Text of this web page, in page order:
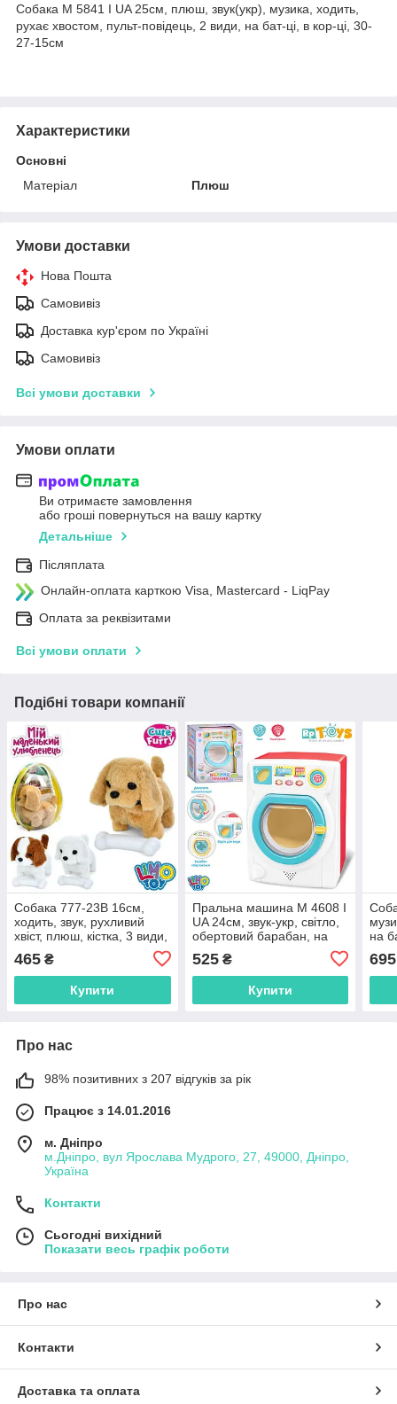
Собака M 5841 I UA 25см, плюш, звук(укр), музика, ходить,
рухає хвостом, пульт-повідець, 2 види, на бат-ці, в кор-ці, 30-
27-15см
Характеристики
Основні
Матеріал
Плюш
Умови доставки
Нова Пошта
Самовивіз
Доставка кур'єром по Україні
Самовивіз
Всі умови доставки
Умови оплати
Ви отримаєте замовлення
або гроші повернуться на вашу картку
Детальніше
Післяплата
Онлайн-оплата карткою Visa, Mastercard - LiqPay
Оплата за реквізитами
Всі умови оплати
Подібні товари компанії
Собака 777-23B 16см,
ходить, звук, рухливий
хвіст, плюш, кістка, 3 види,
на бат-ці, в рюкзаку 20-22-
8см, білий
465 ₴
Купити
Пральна машина M 4608 I
UA 24см, звук-укр, світло,
обертовий барабан, на
15см
525₴
Купити
на
695
Про нас
98% позитивних з 207 відгуків за рік
Працює з 14.01.2016
м. Дніпро
м.Дніпро, вул Ярослава Мудрого, 27, 49000, Дніпро,
Україна
Контакти
Сьогодні вихідний
Показати весь графік роботи
Про нас
Контакти
Доставка та оплата